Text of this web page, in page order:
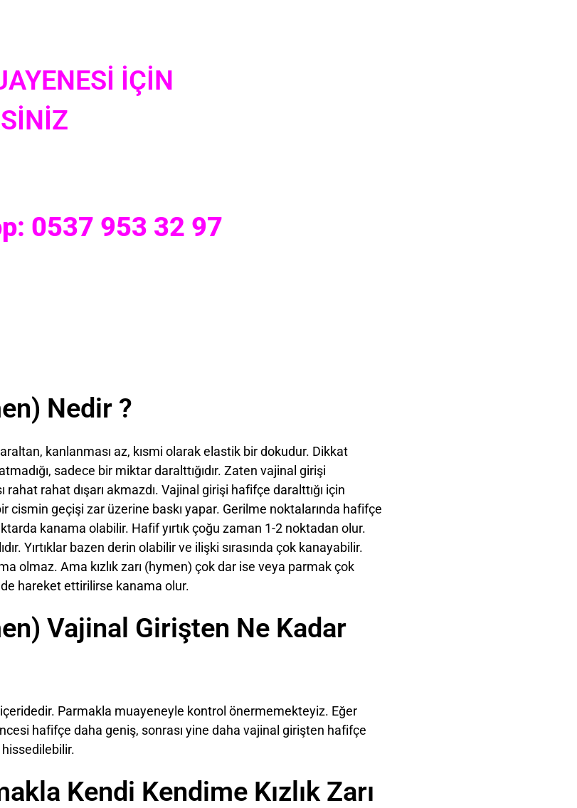
İÇİN
0537 953 32 97
Nedir ?
kanlanması az, kısmi olarak elastik bir dokudur. Dikkat
sadece bir miktar daralttığıdır. Zaten vajinal girişi
rahat dışarı akmazdı. Vajinal girişi hafifçe daralttığı için
cismin geçişi zar üzerine baskı yapar. Gerilme noktalarında hafifçe
kanama olabilir. Hafif yırtık çoğu zaman 1-2 noktadan olur.
Yırtıklar bazen derin olabilir ve ilişki sırasında çok kanayabilir.
olmaz. Ama kızlık zarı (hymen) çok dar ise veya parmak çok
hareket ettirilirse kanama olur.
Vajinal Girişten Ne Kadar
Parmakla muayeneyle kontrol önermemekteyiz. Eğer
hafifçe daha geniş, sonrası yine daha vajinal girişten hafifçe
Kendi Kendime Kızlık Zarı